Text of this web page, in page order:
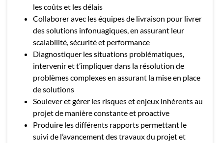
les coûts et les délais
Collaborer avec les équipes de livraison pour livrer
des solutions infonuagiques, en assurant leur
scalabilité, sécurité et performance
Diagnostiquer les situations problématiques,
intervenir et t’impliquer dans la résolution de
problèmes complexes en assurant la mise en place
de solutions
Soulever et gérer les risques et enjeux inhérents au
projet de manière constante et proactive
Produire les différents rapports permettant le
suivi de l’avancement des travaux du projet et